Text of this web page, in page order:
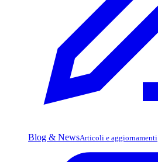
Blog & NewsArticoli e aggiornamenti